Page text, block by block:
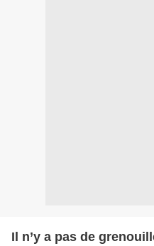
Il n’y a pas de